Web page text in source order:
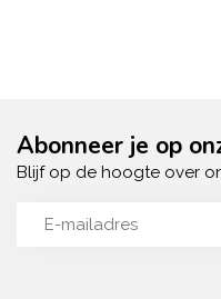
Abonneer je op
Blijf op de hoogte over